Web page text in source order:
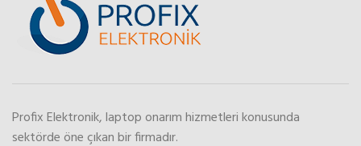
Profix Elektronik, laptop onarım hizmetleri konusunda
sektörde öne çıkan bir firmadır.